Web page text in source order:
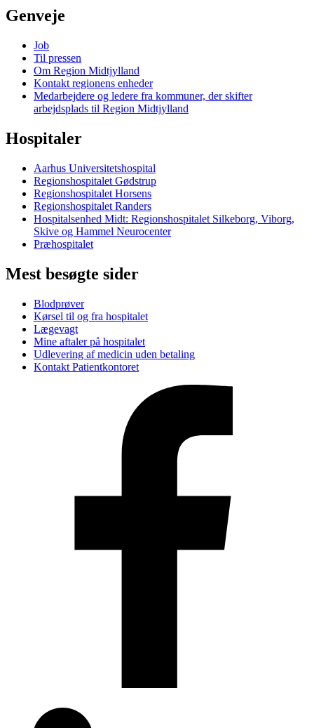
Genveje
Job
Til pressen
Om Region Midtjylland
Kontakt regionens enheder
Medarbejdere og ledere fra kommuner, der skifter
arbejdsplads til Region Midtjylland
Hospitaler
Aarhus Universitetshospital
Regionshospitalet Gødstrup
Regionshospitalet Horsens
Regionshospitalet Randers
Hospitalsenhed Midt: Regionshospitalet Silkeborg, Viborg,
Skive og Hammel Neurocenter
Præhospitalet
Mest besøgte sider
Blodprøver
Kørsel til og fra hospitalet
Lægevagt
Mine aftaler på hospitalet
Udlevering af medicin uden betaling
Kontakt Patientkontoret